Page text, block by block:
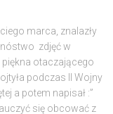
marca, znalazły
zdjęć w
otaczającego
podczas II Wojny
a potem napisał :”
się obcować z